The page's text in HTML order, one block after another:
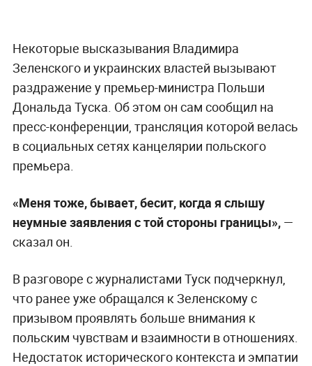
Некоторые высказывания Владимира
Зеленского и украинских властей вызывают
раздражение у премьер-министра Польши
Дональда Туска. Об этом он сам сообщил на
пресс-конференции, трансляция которой велась
в социальных сетях канцелярии польского
премьера.
«Меня тоже, бывает, бесит, когда я слышу
неумные заявления с той стороны границы»,—
сказал он.
В разговоре с журналистами Туск подчеркнул,
что ранее уже обращался к Зеленскому с
призывом проявлять больше внимания к
польским чувствам и взаимности в отношениях.
Недостаток исторического контекста и эмпатии